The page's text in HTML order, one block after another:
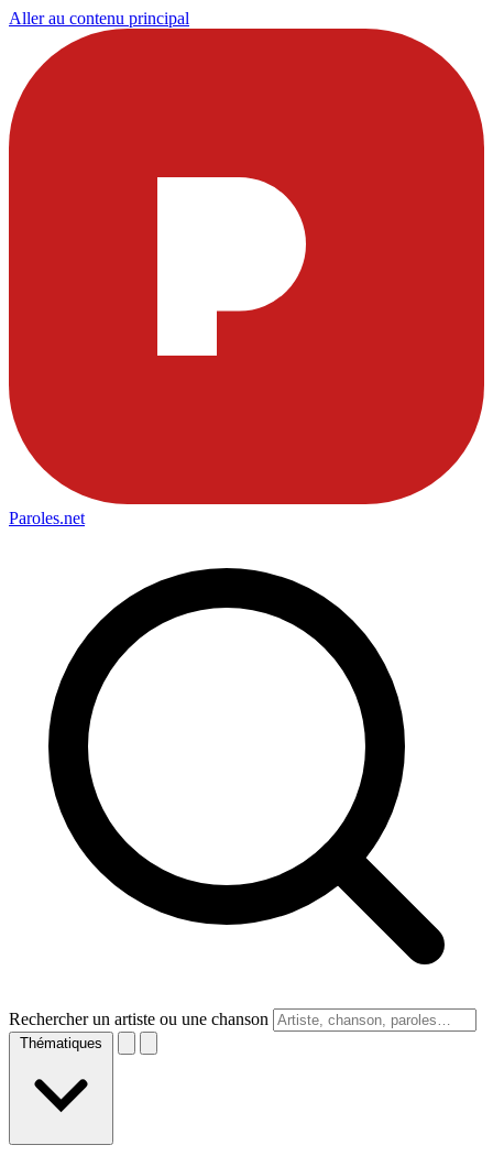
Aller au contenu principal
Paroles.net
Rechercher un artiste ou une chanson
Thématiques